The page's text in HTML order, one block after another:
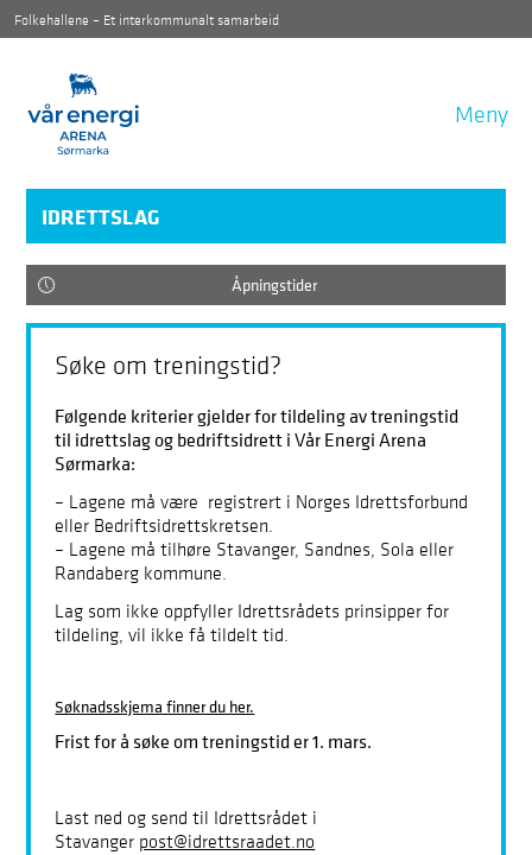
Folkehallene – Et interkommunalt samarbeid
Meny
IDRETTSLAG
Åpningstider
Søke om treningstid?
Følgende kriterier gjelder for tildeling av treningstid
til idrettslag og bedriftsidrett i Vår Energi Arena
Sørmarka:
– Lagene må være registrert i Norges Idrettsforbund
eller Bedriftsidrettskretsen.
– Lagene må tilhøre Stavanger, Sandnes, Sola eller
Randaberg kommune.
Lag som ikke oppfyller Idrettsrådets prinsipper for
tildeling, vil ikke få tildelt tid.
Søknadsskjema finner du her.
Frist for å søke om treningstid er 1. mars.
Last ned og send til Idrettsrådet i
Stavanger post@idrettsraadet.no